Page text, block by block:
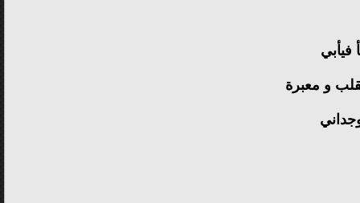
فيأبي
و معبرة